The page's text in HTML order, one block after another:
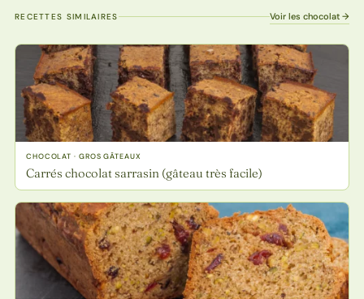
RECETTES SIMILAIRES Voir les chocolat →
CHOCOLAT · GROS GÂTEAUX
Carrés chocolat sarrasin (gâteau très facile)